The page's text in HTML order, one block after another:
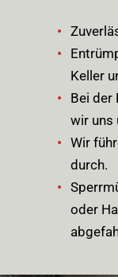
Keller
Bei der
wir uns
Wir
durch.
oder